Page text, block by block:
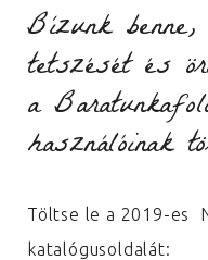
Bízunk
tetszését és
a
használóinak
Töltse le a 2019-es
katalógusoldalát: